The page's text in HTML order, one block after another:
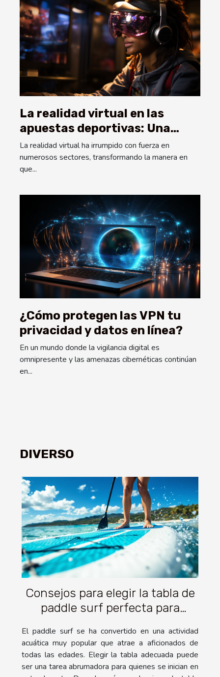
La realidad virtual en las
apuestas deportivas: Una
nueva experiencia para los
usuarios
La realidad virtual ha irrumpido con fuerza en
numerosos sectores, transformando la manera en
que...
¿Cómo protegen las VPN tu
privacidad y datos en línea?
En un mundo donde la vigilancia digital es
omnipresente y las amenazas cibernéticas continúan
en...
DIVERSO
Consejos para elegir la tabla de
paddle surf perfecta para
El paddle surf se ha convertido en una actividad
acuática muy popular que atrae a aficionados de
todas las edades. Elegir la tabla adecuada puede
ser una tarea abrumadora para quienes se inician en